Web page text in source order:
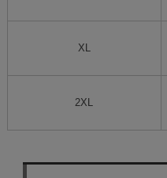
XL
2XL